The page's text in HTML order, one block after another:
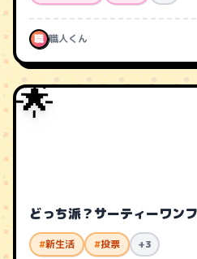
職 職人くん
🌟
どっち派？サーティーワン
#新生活 #投票 +3